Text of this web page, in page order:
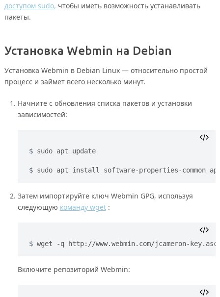
доступом sudo, чтобы иметь возможность устанавливать
пакеты.
Установка Webmin на Debian
Установка Webmin в Debian Linux — относительно простой
процесс и займет всего несколько минут.
Начните с обновления списка пакетов и установки
зависимостей:
sudo apt update
sudo apt install software-properties-common
Затем импортируйте ключ Webmin GPG, используя
следующую команду wget:
wget -q http://www.webmin.com/jcameron-
Включите репозиторий Webmin: